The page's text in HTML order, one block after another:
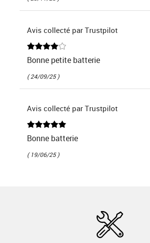
Avis collecté par Trustpilot
Bonne petite batterie
( 24/09/25 )
Avis collecté par Trustpilot
Bonne batterie
( 19/06/25 )